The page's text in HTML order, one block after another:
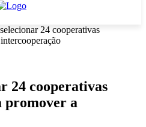
24 cooperativas
24 cooperativas
promover a